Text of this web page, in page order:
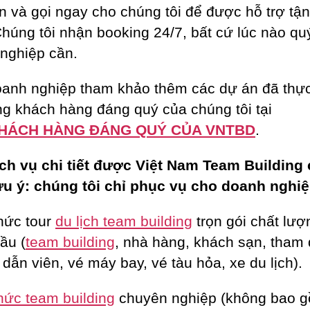
và gọi ngay cho chúng tôi để được hỗ trợ
tôi nhận booking 24/7, bất cứ lúc nào
cần.
nghiệp tham khảo thêm các dự án đã
khách hàng đáng quý của chúng tôi tại
HÀNG ĐÁNG QUÝ CỦA VNTBD
vụ chi tiết được Việt Nam Team Building
ý: chúng tôi chỉ phục vụ cho doanh
tour du lịch team building trọn gói chất
(team building , nhà hàng, khách sạn, tham
viên, vé máy bay, vé tàu hỏa, xe du lịch).
team building chuyên nghiệp (không bao